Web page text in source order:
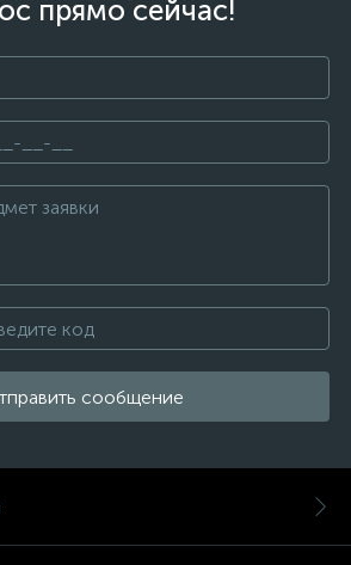
прямо сейчас!
сообщение